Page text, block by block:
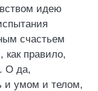
идею
счастьем
как правило,
О да,
и умом и телом,